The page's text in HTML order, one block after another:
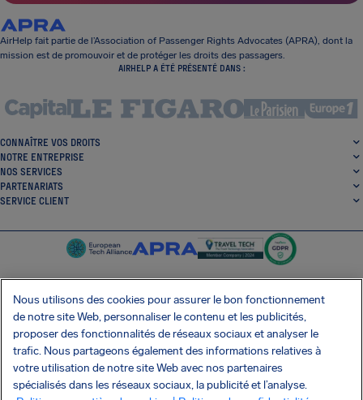
AirHelp fait partie de l’Association of Passenger Rights Advocates (APRA), dont la
mission est de promouvoir et de protéger les droits des passagers.
AIRHELP A ÉTÉ PRÉSENTÉ DANS :
CONNAÎTRE VOS DROITS
NOTRE ENTREPRISE
NOS SERVICES
PARTENARIATS
SERVICE CLIENT
SocialFacebook
SocialTwitter
SocialInstagram
SocialLinkedin
OBTENEZ NOTRE APPLI GRATUITE
Nous utilisons des cookies pour assurer le bon fonctionnement
de notre site Web, personnaliser le contenu et les publicités,
proposer des fonctionnalités de réseaux sociaux et analyser le
trafic. Nous partageons également des informations relatives à
votre utilisation de notre site Web avec nos partenaires
spécialisés dans les réseaux sociaux, la publicité et l’analyse.